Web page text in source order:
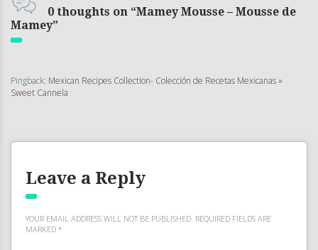
0 thoughts on “Mamey Mousse – Mousse de
Mamey”
Pingback: Mexican Recipes Collection- Colección de Recetas Mexicanas »
Sweet Cannela
Leave a Reply
YOUR EMAIL ADDRESS WILL NOT BE PUBLISHED. REQUIRED FIELDS ARE
MARKED *